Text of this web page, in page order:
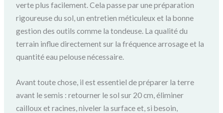
verte plus facilement. Cela passe par une préparation
rigoureuse du sol, un entretien méticuleux et la bonne
gestion des outils comme la tondeuse. La qualité du
terrain influe directement sur la fréquence arrosage et la
quantité eau pelouse nécessaire.
Avant toute chose, il est essentiel de préparer la terre
avant le semis : retourner le sol sur 20 cm, éliminer
cailloux et racines, niveler la surface et, si besoin,